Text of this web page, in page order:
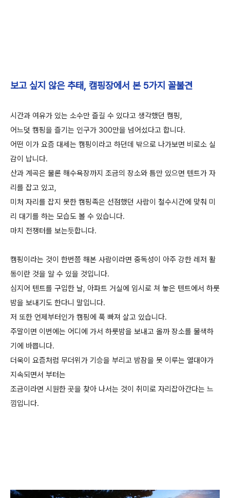
보고 싶지 않은 추태, 캠핑장에서 본 5가지 꼴불견
시간과 여유가 있는 소수만 즐길 수 있다고 생각했던 캠핑,
어느덧 캠핑을 즐기는 인구가 300만을 넘어섰다고 합니다.
어떤 이가 요즘 대세는 캠핑이라고 하던데 밖으로 나가보면 비로소 실
감이 납니다.
산과 계곡은 물론 해수욕장까지 조금의 장소와 틈만 있으면 텐트가 자
리를 잡고 있고,
미처 자리를 잡지 못한 캠핑족은 선점했던 사람이 철수시간에 맞춰 미
리 대기를 하는 모습도 볼 수 있습니다.
마치 전쟁터를 보는듯합니다.
캠핑이라는 것이 한번쯤 해본 사람이라면 중독성이 아주 강한 레저 활
동이란 것을 알 수 있을 것입니다.
심지어 텐트를 구입한 날, 아파트 거실에 임시로 쳐 놓은 텐트에서 하룻
밤을 보내기도 한다니 말입니다.
저 또한 언제부터인가 캠핑에 푹 빠져 살고 있습니다.
주말이면 이번에는 어디에 가서 하룻밤을 보내고 올까 장소를 물색하
기에 바쁩니다.
더욱이 요즘처럼 무더위가 기승을 부리고 밤잠을 못 이루는 열대야가
지속되면서 부터는
조금이라면 시원한 곳을 찾아 나서는 것이 취미로 자리잡아간다는 느
낌입니다.